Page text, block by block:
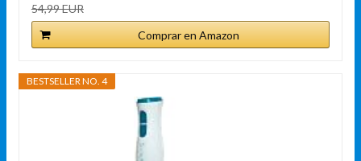
54,99 EUR
Comprar en Amazon
BESTSELLER NO. 4